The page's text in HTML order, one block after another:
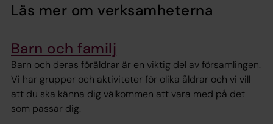
Läs mer om verksamheterna
Barn och familj
Barn och deras föräldrar är en viktig del av församlingen.
Vi har grupper och aktiviteter för olika åldrar och vi vill
att du ska känna dig välkommen att vara med på det
som passar dig.